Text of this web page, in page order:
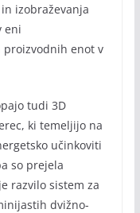
izobraževanja
eni
enot v
tudi 3D
ki temeljijo na
učinkoviti
so prejela
razvilo sistem za
dvižno-